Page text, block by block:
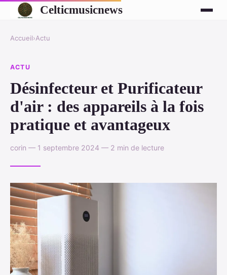
Celticmusicnews
Accueil›Actu
ACTU
Désinfecteur et Purificateur
d'air : des appareils à la fois
pratique et avantageux
corin — 1 septembre 2024 — 2 min de lecture